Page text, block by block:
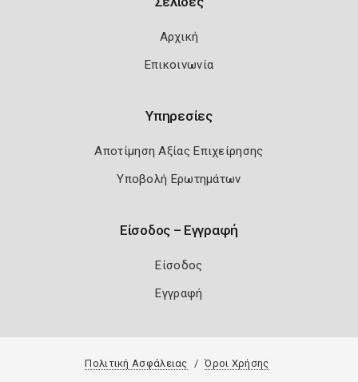
Αρχική
Επικοινωνία
Υπηρεσίες
Αποτίμηση Αξίας Επιχείρησης
Υποβολή Ερωτημάτων
Είσοδος – Εγγραφή
Είσοδος
Εγγραφή
Πολιτική Ασφάλειας Όροι Χρήσης